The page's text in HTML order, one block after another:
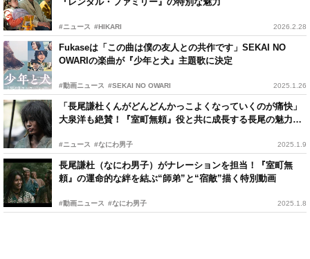
#ニュース #HIKARI 2026.2.28
Fukaseは「この曲は僕の友人との共作です」SEKAI NO
OWARIの楽曲が『少年と犬』主題歌に決定
#動画ニュース #SEKAI NO OWARI 2025.1.26
「長尾謙杜くんがどんどんかっこよくなっていくのが痛快」
大泉洋も絶賛！『室町無頼』役と共に成長する長尾の魅力と
#ニュース #なにわ男子 2025.1.9
長尾謙杜（なにわ男子）がナレーションを担当！『室町無
頼』の運命的な絆を結ぶ“師弟”と“宿敵”描く特別動画
#動画ニュース #なにわ男子 2025.1.8